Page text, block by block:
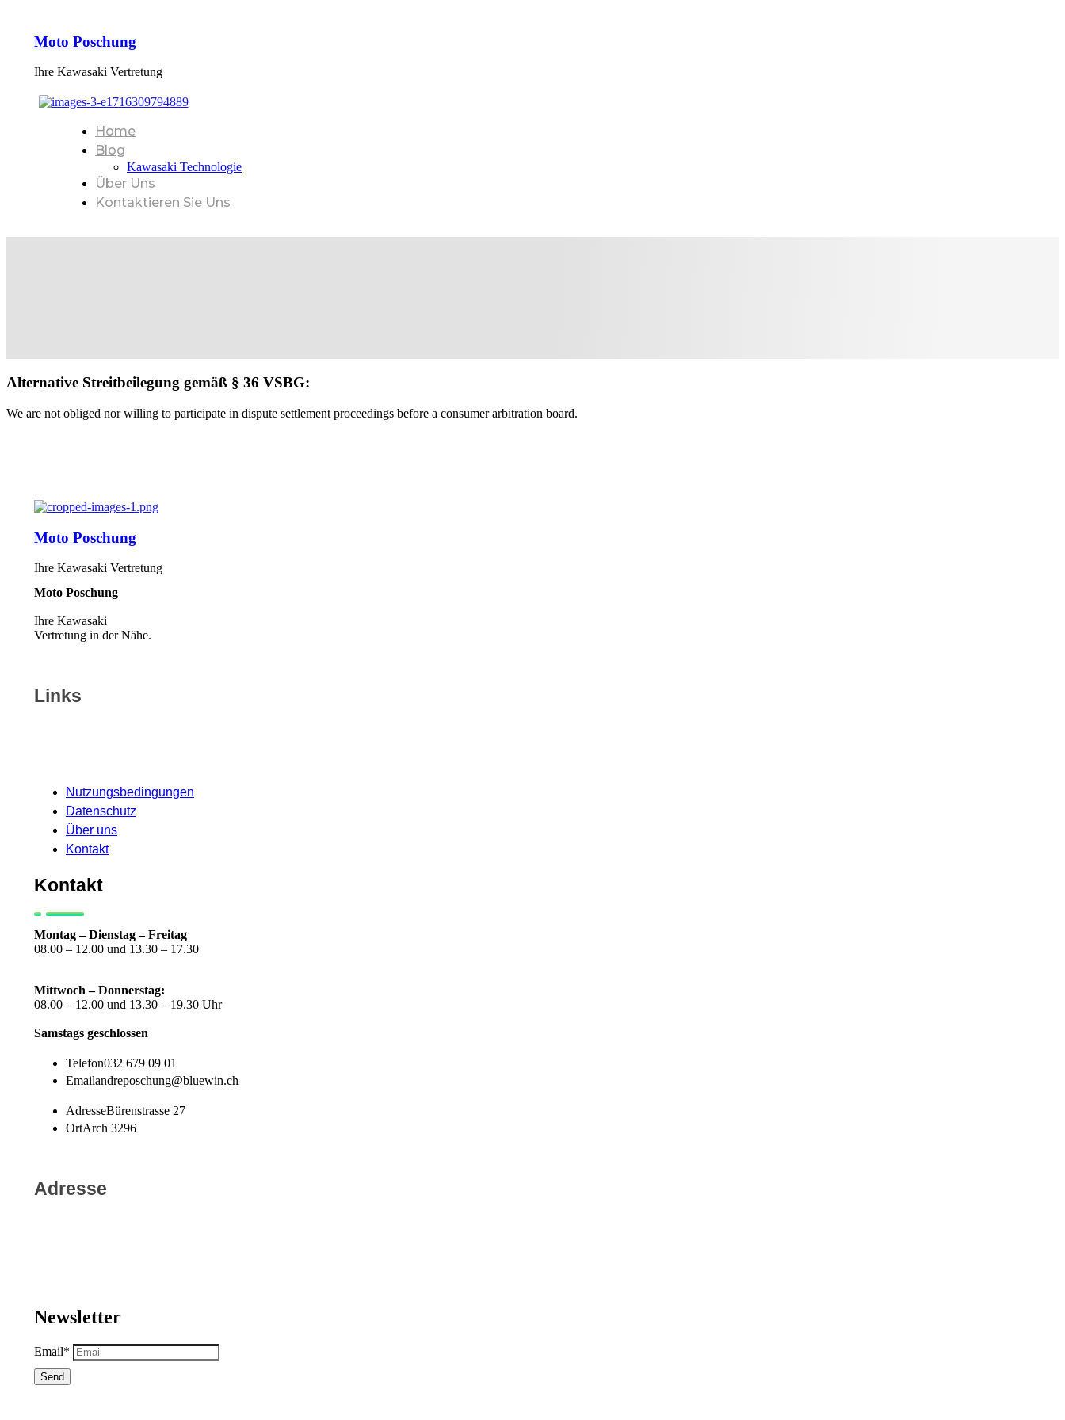
Moto Poschung
Ihre Kawasaki Vertretung
Home
Blog
Kawasaki Technologie
Über Uns
Kontaktieren Sie Uns
Alternative Streitbeilegung gemäß § 36 VSBG:
We are not obliged nor willing to participate in dispute settlement proceedings before a consumer arbitration board.
Moto Poschung
Ihre Kawasaki Vertretung
Moto Poschung
Ihre Kawasaki
Vertretung in der Nähe.
Links
Nutzungsbedingungen
Datenschutz
Über uns
Kontakt
Kontakt
Montag –Dienstag – Freitag
08.00 – 12.00 und 13.30 – 17.30
Mittwoch – Donnerstag:
08.00 – 12.00 und 13.30 – 19.30 Uhr
Samstags geschlossen
Telefon032 679 09 01
Emailandreposchung@bluewin.ch
AdresseBürenstrasse 27
OrtArch 3296
Adresse
Newsletter
Email*
Send